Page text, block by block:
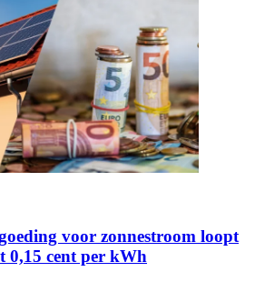
voor zonnestroom loopt
0,15 cent per kWh